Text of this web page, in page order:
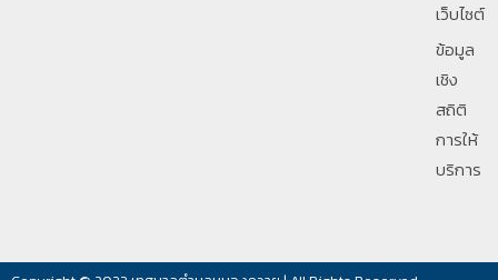
เว็บไซต์
ข้อมูล
เชิง
สถิติ
การให้
บริการ